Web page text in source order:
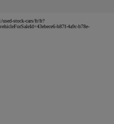
stock-cars/fr/fr?
b87f-4a9c-b78e-